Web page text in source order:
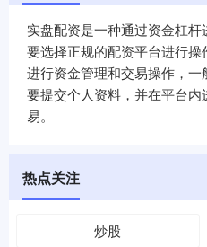
实盘配资是一种通过资金杠
要选择正规的配资平台进行
进行资金管理和交易操作，
要提交个人资料，并在平台
易。
热点关注
炒股